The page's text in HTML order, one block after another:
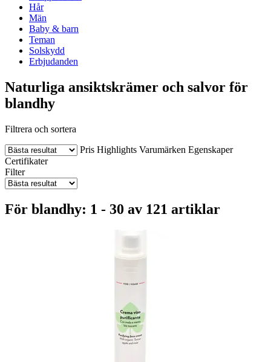
Hår
Män
Baby & barn
Teman
Solskydd
Erbjudanden
Naturliga ansiktskrämer och salvor för
blandhy
Filtrera och sortera
Pris Highlights Varumärken Egenskaper
Certifikater
Filter
För blandhy: 1 - 30 av 121 artiklar